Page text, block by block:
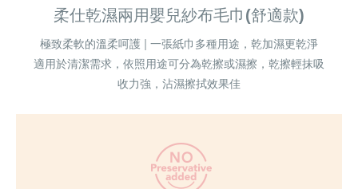
柔仕乾濕兩用嬰兒紗布毛巾(舒適款)
極致柔軟的溫柔呵護 | 一張紙巾多種用途，乾加濕更乾淨
適用於清潔需求，依照用途可分為乾擦或濕擦，乾擦輕抹吸
收力強，沾濕擦拭效果佳